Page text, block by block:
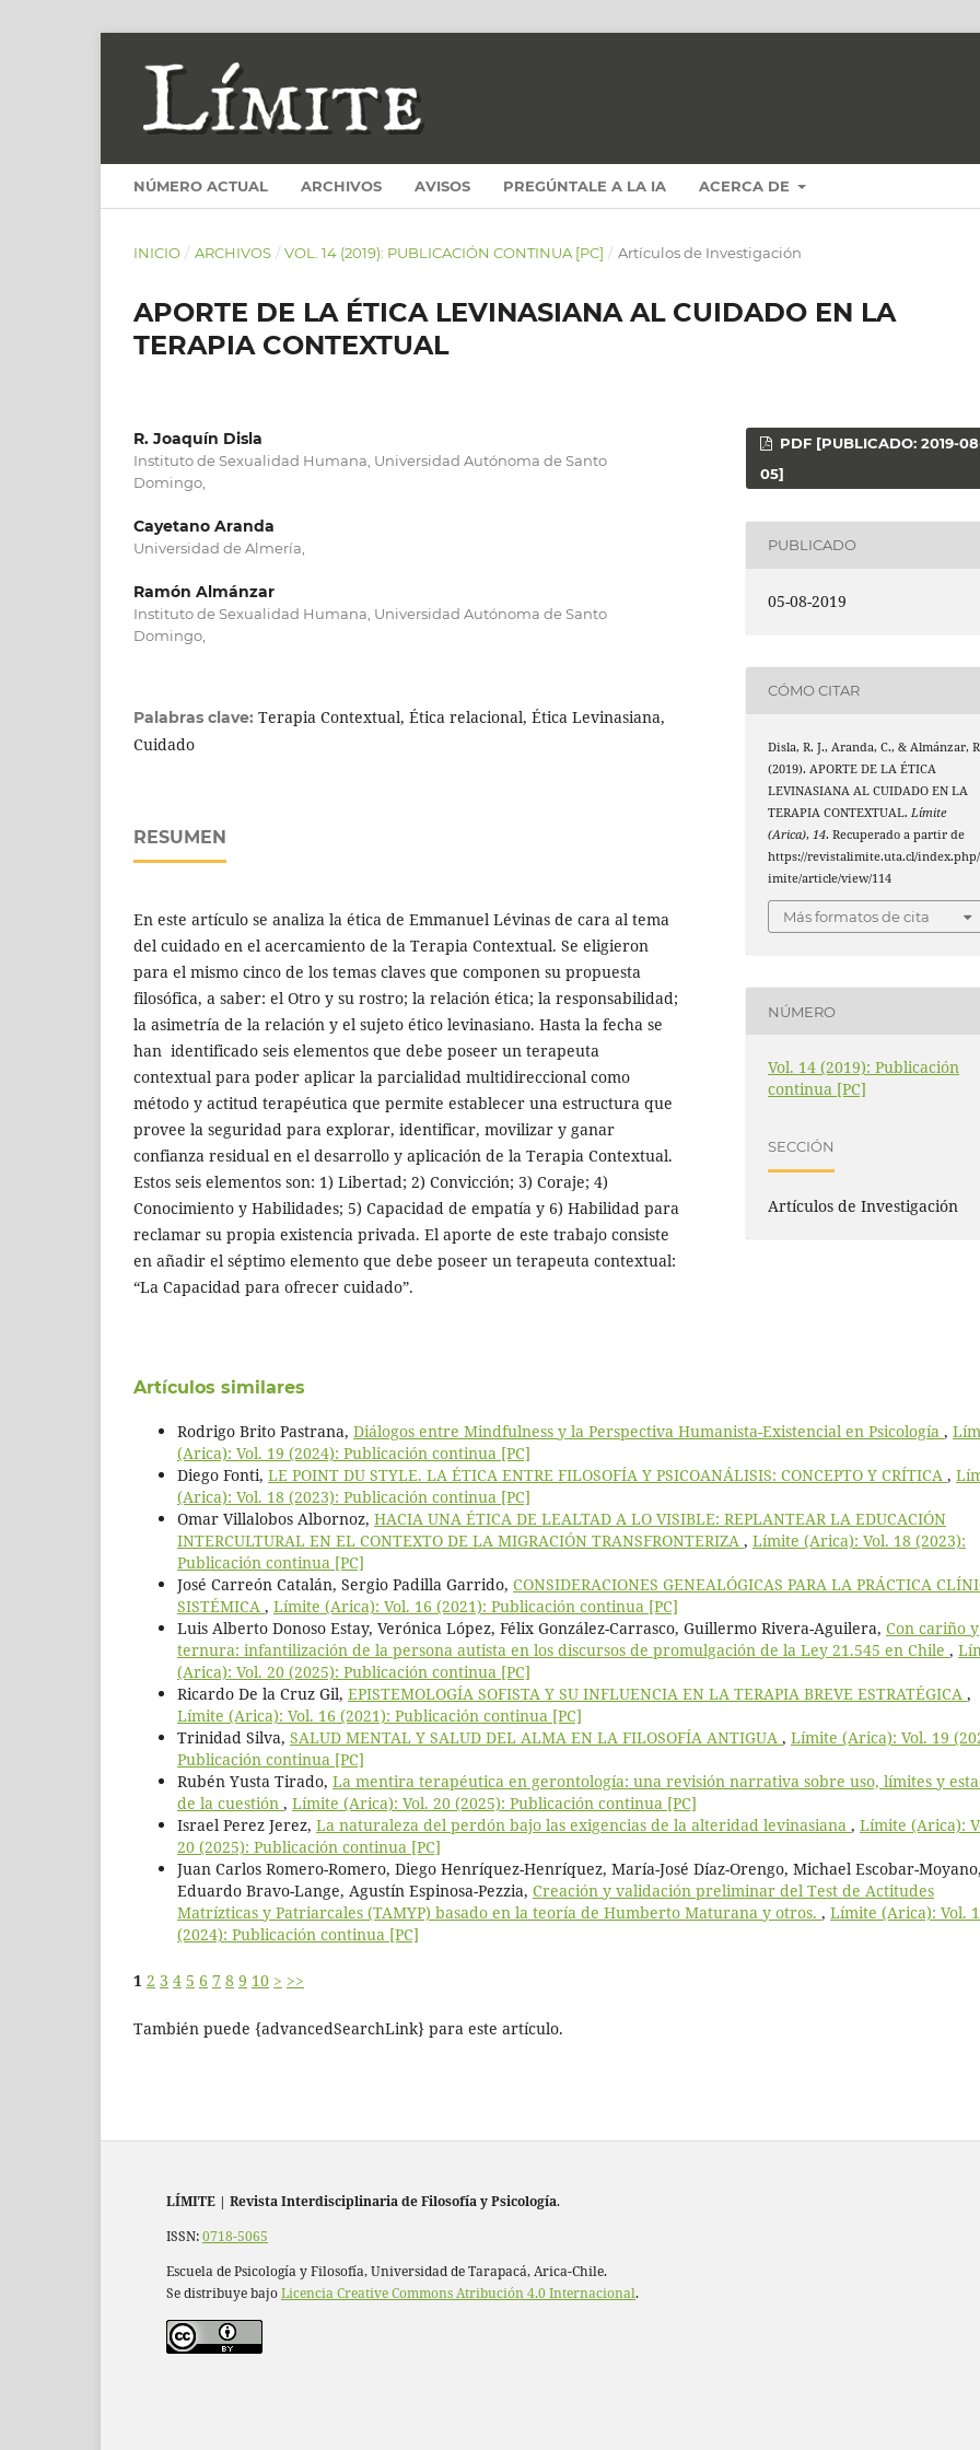
NÚMERO ACTUAL ARCHIVOS AVISOS PREGÚNTALE A LA IA ACERCA DE
INICIO / ARCHIVOS / VOL. 14 (2019): PUBLICACIÓN CONTINUA [PC] / Artículos de Investigación
APORTE DE LA ÉTICA LEVINASIANA AL CUIDADO EN LA
TERAPIA CONTEXTUAL
R. Joaquín Disla
Instituto de Sexualidad Humana, Universidad Autónoma de Santo
Domingo,
Cayetano Aranda
Universidad de Almería,
Ramón Almánzar
Instituto de Sexualidad Humana, Universidad Autónoma de Santo
Domingo,
Palabras clave: Terapia Contextual, Ética relacional, Ética Levinasiana,
Cuidado
RESUMEN
En este artículo se analiza la ética de Emmanuel Lévinas de cara al tema
del cuidado en el acercamiento de la Terapia Contextual. Se eligieron
para el mismo cinco de los temas claves que componen su propuesta
filosófica, a saber: el Otro y su rostro; la relación ética; la responsabilidad;
la asimetría de la relación y el sujeto ético levinasiano. Hasta la fecha se
han identificado seis elementos que debe poseer un terapeuta
contextual para poder aplicar la parcialidad multidireccional como
método y actitud terapéutica que permite establecer una estructura que
provee la seguridad para explorar, identificar, movilizar y ganar
confianza residual en el desarrollo y aplicación de la Terapia Contextual.
Estos seis elementos son: 1) Libertad; 2) Convicción; 3) Coraje; 4)
Conocimiento y Habilidades; 5) Capacidad de empatía y 6) Habilidad para
reclamar su propia existencia privada. El aporte de este trabajo consiste
en añadir el séptimo elemento que debe poseer un terapeuta contextual:
“La Capacidad para ofrecer cuidado”.
PDF [PUBLICADO: 2019-
05]
PUBLICADO
05-08-2019
CÓMO CITAR
Disla, R. J., Aranda, C., & Almánzar,
(2019). APORTE DE LA ÉTICA
LEVINASIANA AL CUIDADO EN LA
TERAPIA CONTEXTUAL.Límite
(Arica),14. Recuperado a partir de
https://revistalimite.uta.cl/
imite/article/view/114
Más formatos de cita
NÚMERO
Vol. 14 (2019): Publicación
continua [PC]
SECCIÓN
Artículos de Investigación
Artículos similares
Rodrigo Brito Pastrana, Diálogos entre Mindfulness y la Perspectiva Humanista-Existencial en Psicología ,
(Arica): Vol. 19 (2024): Publicación continua [PC]
Diego Fonti, LE POINT DU STYLE. LA ÉTICA ENTRE FILOSOFÍA Y PSICOANÁLISIS: CONCEPTO Y CRÍTICA ,
(Arica): Vol. 18 (2023): Publicación continua [PC]
Omar Villalobos Albornoz, HACIA UNA ÉTICA DE LEALTAD A LO VISIBLE: REPLANTEAR LA EDUCACIÓN
INTERCULTURAL EN EL CONTEXTO DE LA MIGRACIÓN TRANSFRONTERIZA , Límite (Arica): Vol. 18 (2023):
Publicación continua [PC]
José Carreón Catalán, Sergio Padilla Garrido, CONSIDERACIONES GENEALÓGICAS PARA LA PRÁCTICA
SISTÉMICA , Límite (Arica): Vol. 16 (2021): Publicación continua [PC]
Luis Alberto Donoso Estay, Verónica López, Félix González-Carrasco, Guillermo Rivera-Aguilera, Con cariño y
ternura: infantilización de la persona autista en los discursos de promulgación de la Ley 21.545 en Chile ,
(Arica): Vol. 20 (2025): Publicación continua [PC]
Ricardo De la Cruz Gil, EPISTEMOLOGÍA SOFISTA Y SU INFLUENCIA EN LA TERAPIA BREVE ESTRATÉGICA ,
Límite (Arica): Vol. 16 (2021): Publicación continua [PC]
Trinidad Silva, SALUD MENTAL Y SALUD DEL ALMA EN LA FILOSOFÍA ANTIGUA , Límite (Arica): Vol. 19
Publicación continua [PC]
Rubén Yusta Tirado, La mentira terapéutica en gerontología: una revisión narrativa sobre uso, límites y
de la cuestión , Límite (Arica): Vol. 20 (2025): Publicación continua [PC]
Israel Perez Jerez, La naturaleza del perdón bajo las exigencias de la alteridad levinasiana , Límite (Arica):
20 (2025): Publicación continua [PC]
Juan Carlos Romero-Romero, Diego Henríquez-Henríquez, María-José Díaz-Orengo, Michael Escobar-
Eduardo Bravo-Lange, Agustín Espinosa-Pezzia, Creación y validación preliminar del Test de Actitudes
Matrízticas y Patriarcales (TAMYP) basado en la teoría de Humberto Maturana y otros. , Límite (Arica): Vol.
(2024): Publicación continua [PC]
1 2 3 4 5 6 7 8 9 10 > >>
También puede {advancedSearchLink} para este artículo.
LÍMITE | Revista Interdisciplinaria de Filosofía y Psicología.
ISSN:0718-5065
Escuela de Psicología y Filosofía, Universidad de Tarapacá, Arica-Chile.
Se distribuye bajoLicencia Creative Commons Atribución 4.0 Internacional.